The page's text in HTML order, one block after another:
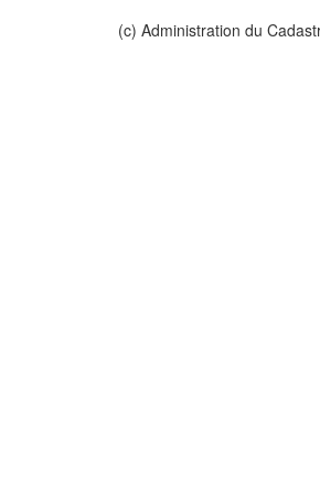
(c) Administration du